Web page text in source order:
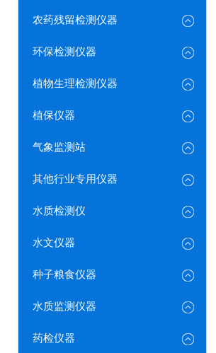
农药残留检测仪器
环保检测仪器
植物生理检测仪器
植保仪器
气象监测站
其他行业专用仪器
水质检测仪
水文仪器
种子粮食仪器
水质监测仪器
药检仪器